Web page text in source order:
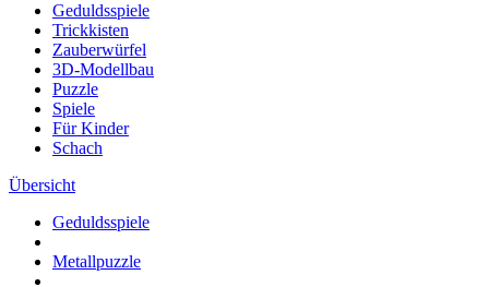
Geduldsspiele
Trickkisten
Zauberwürfel
3D-Modellbau
Puzzle
Spiele
Für Kinder
Schach
Übersicht
Geduldsspiele
Metallpuzzle